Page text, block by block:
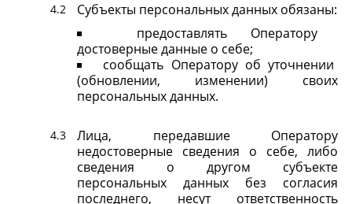
Субъекты персональных данных обязаны:
предоставлять Оператору
достоверные данные о себе;
сообщать Оператору об уточнении
(обновлении, изменении) своих
персональных данных.
Лица, передавшие Оператору
недостоверные сведения о себе, либо
сведения о другом субъекте
персональных данных без согласия
последнего, несут ответственность